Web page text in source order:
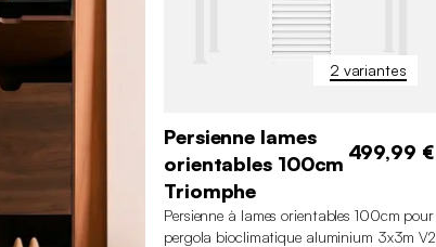
2 variantes
Persienne lames
orientables 100cm
Triomphe
499,99 €
Persienne à lames orientables 100cm pour
pergola bioclimatique aluminium 3x3m V2